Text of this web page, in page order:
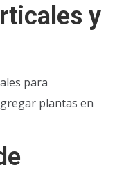
y
para
plantas en